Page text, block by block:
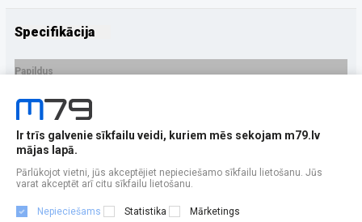
Specifikācija
Papildus
Ražotājs
PRECES APRAKSTS
EAN - 5906146489820
Ir trīs galvenie sīkfailu veidi, kuriem mēs sekojam m79.lv
mājas lapā.
Pārlūkojot vietni, jūs akceptējiet nepieciešamo sīkfailu lietošanu. Jūs
varat akceptēt arī citu sīkfailu lietošanu.
Nepieciešams Statistika Mārketings